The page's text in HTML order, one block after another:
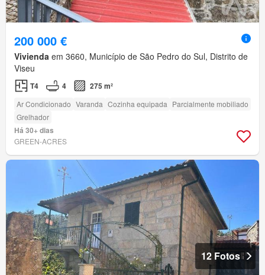
200 000 €
Vivienda em 3660, Município de São Pedro do Sul, Distrito de
Viseu
T4 4 275 m²
Ar Condicionado Varanda Cozinha equipada Parcialmente mobiliado
Grelhador
Há 30+ dias
GREEN-ACRES
12 Fotos